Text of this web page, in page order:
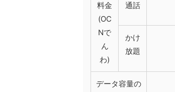
料金
(OC
Nで
ん
わ)
通話
かけ
放題
データ容量の